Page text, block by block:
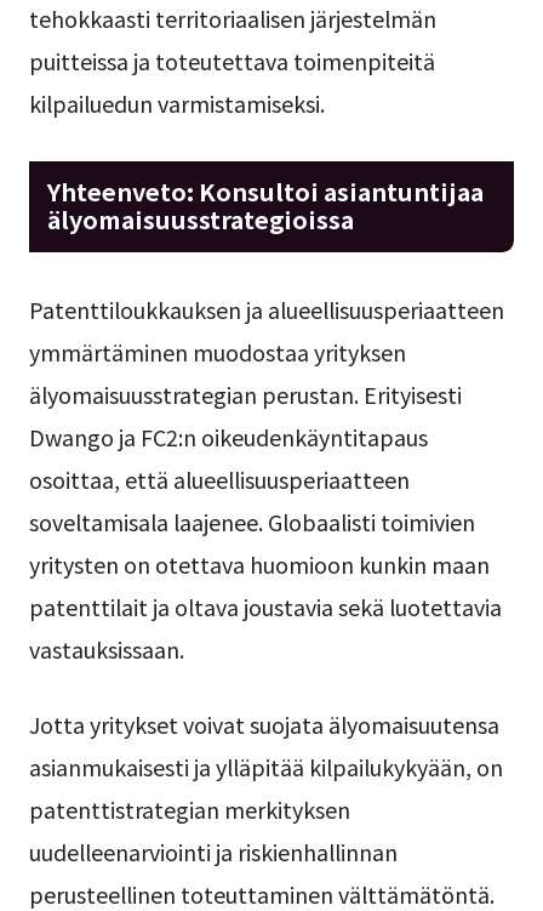
tehokkaasti territoriaalisen järjestelmän
puitteissa ja toteutettava toimenpiteitä
kilpailuedun varmistamiseksi.
Yhteenveto: Konsultoi asiantuntijaa
älyomaisuusstrategioissa
Patenttiloukkauksen ja alueellisuusperiaatteen
ymmärtäminen muodostaa yrityksen
älyomaisuusstrategian perustan. Erityisesti
Dwango ja FC2:n oikeudenkäyntitapaus
osoittaa, että alueellisuusperiaatteen
soveltamisala laajenee. Globaalisti toimivien
yritysten on otettava huomioon kunkin maan
patenttilait ja oltava joustavia sekä luotettavia
vastauksissaan.
Jotta yritykset voivat suojata älyomaisuutensa
asianmukaisesti ja ylläpitää kilpailukykyään, on
patenttistrategian merkityksen
uudelleenarviointi ja riskienhallinnan
perusteellinen toteuttaminen välttämätöntä.